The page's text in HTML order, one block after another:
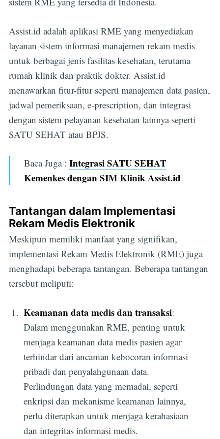
Assist.id adalah aplikasi RME yang menyediakan
layanan sistem informasi manajemen rekam medis
untuk berbagai jenis fasilitas kesehatan, terutama
rumah klinik dan praktik dokter. Assist.id
menawarkan fitur-fitur seperti manajemen data pasien,
jadwal pemeriksaan, e-prescription, dan integrasi
dengan sistem pelayanan kesehatan lainnya seperti
SATU SEHAT atau BPJS.
Baca Juga :Integrasi SATU SEHAT
Kemenkes dengan SIM Klinik Assist.id
Tantangan dalam Implementasi
Rekam Medis Elektronik
Meskipun memiliki manfaat yang signifikan,
implementasi Rekam Medis Elektronik (RME) juga
menghadapi beberapa tantangan. Beberapa tantangan
tersebut meliputi:
Keamanan data medis dan transaksi:
Dalam menggunakan RME, penting untuk
menjaga keamanan data medis pasien agar
terhindar dari ancaman kebocoran informasi
pribadi dan penyalahgunaan data.
Perlindungan data yang memadai, seperti
enkripsi dan mekanisme keamanan lainnya,
perlu diterapkan untuk menjaga kerahasiaan
dan integritas informasi medis.